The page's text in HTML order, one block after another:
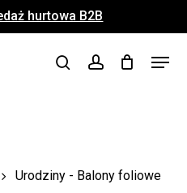
hurtowa B2B
searchaccount
Menu
Close
Urodziny - Balony foliowe
Menu